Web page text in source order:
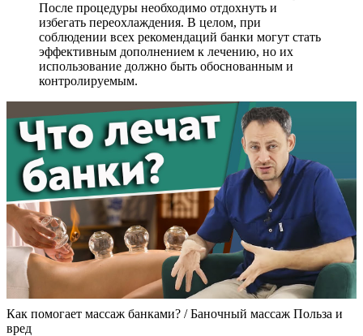
После процедуры необходимо отдохнуть и
избегать переохлаждения. В целом, при
соблюдении всех рекомендаций банки могут стать
эффективным дополнением к лечению, но их
использование должно быть обоснованным и
контролируемым.
Как помогает массаж банками? / Баночный массаж Польза и
вред